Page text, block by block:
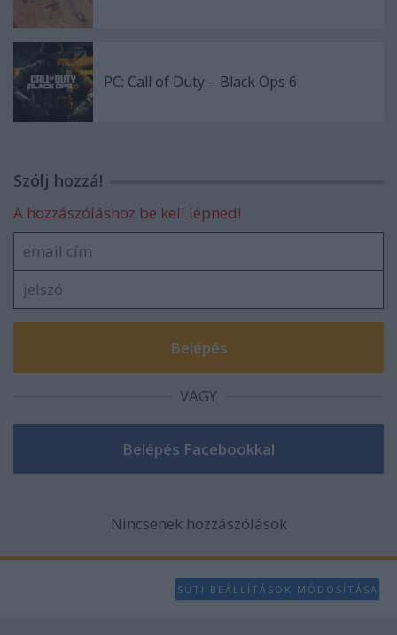
PC: Call of Duty – Black Ops 6
Szólj hozzá!
A hozzászóláshoz be kell lépned!
VAGY
Nincsenek hozzászólások
SÜTI BEÁLLÍTÁSOK MÓDOSÍTÁSA